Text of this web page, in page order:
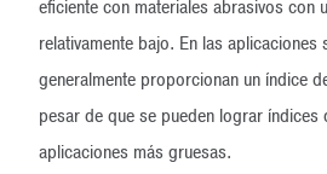
eficiente con materiales abrasivos con
relativamente bajo. En las aplicaciones
generalmente proporcionan un índice
pesar de que se pueden lograr
aplicaciones más gruesas.